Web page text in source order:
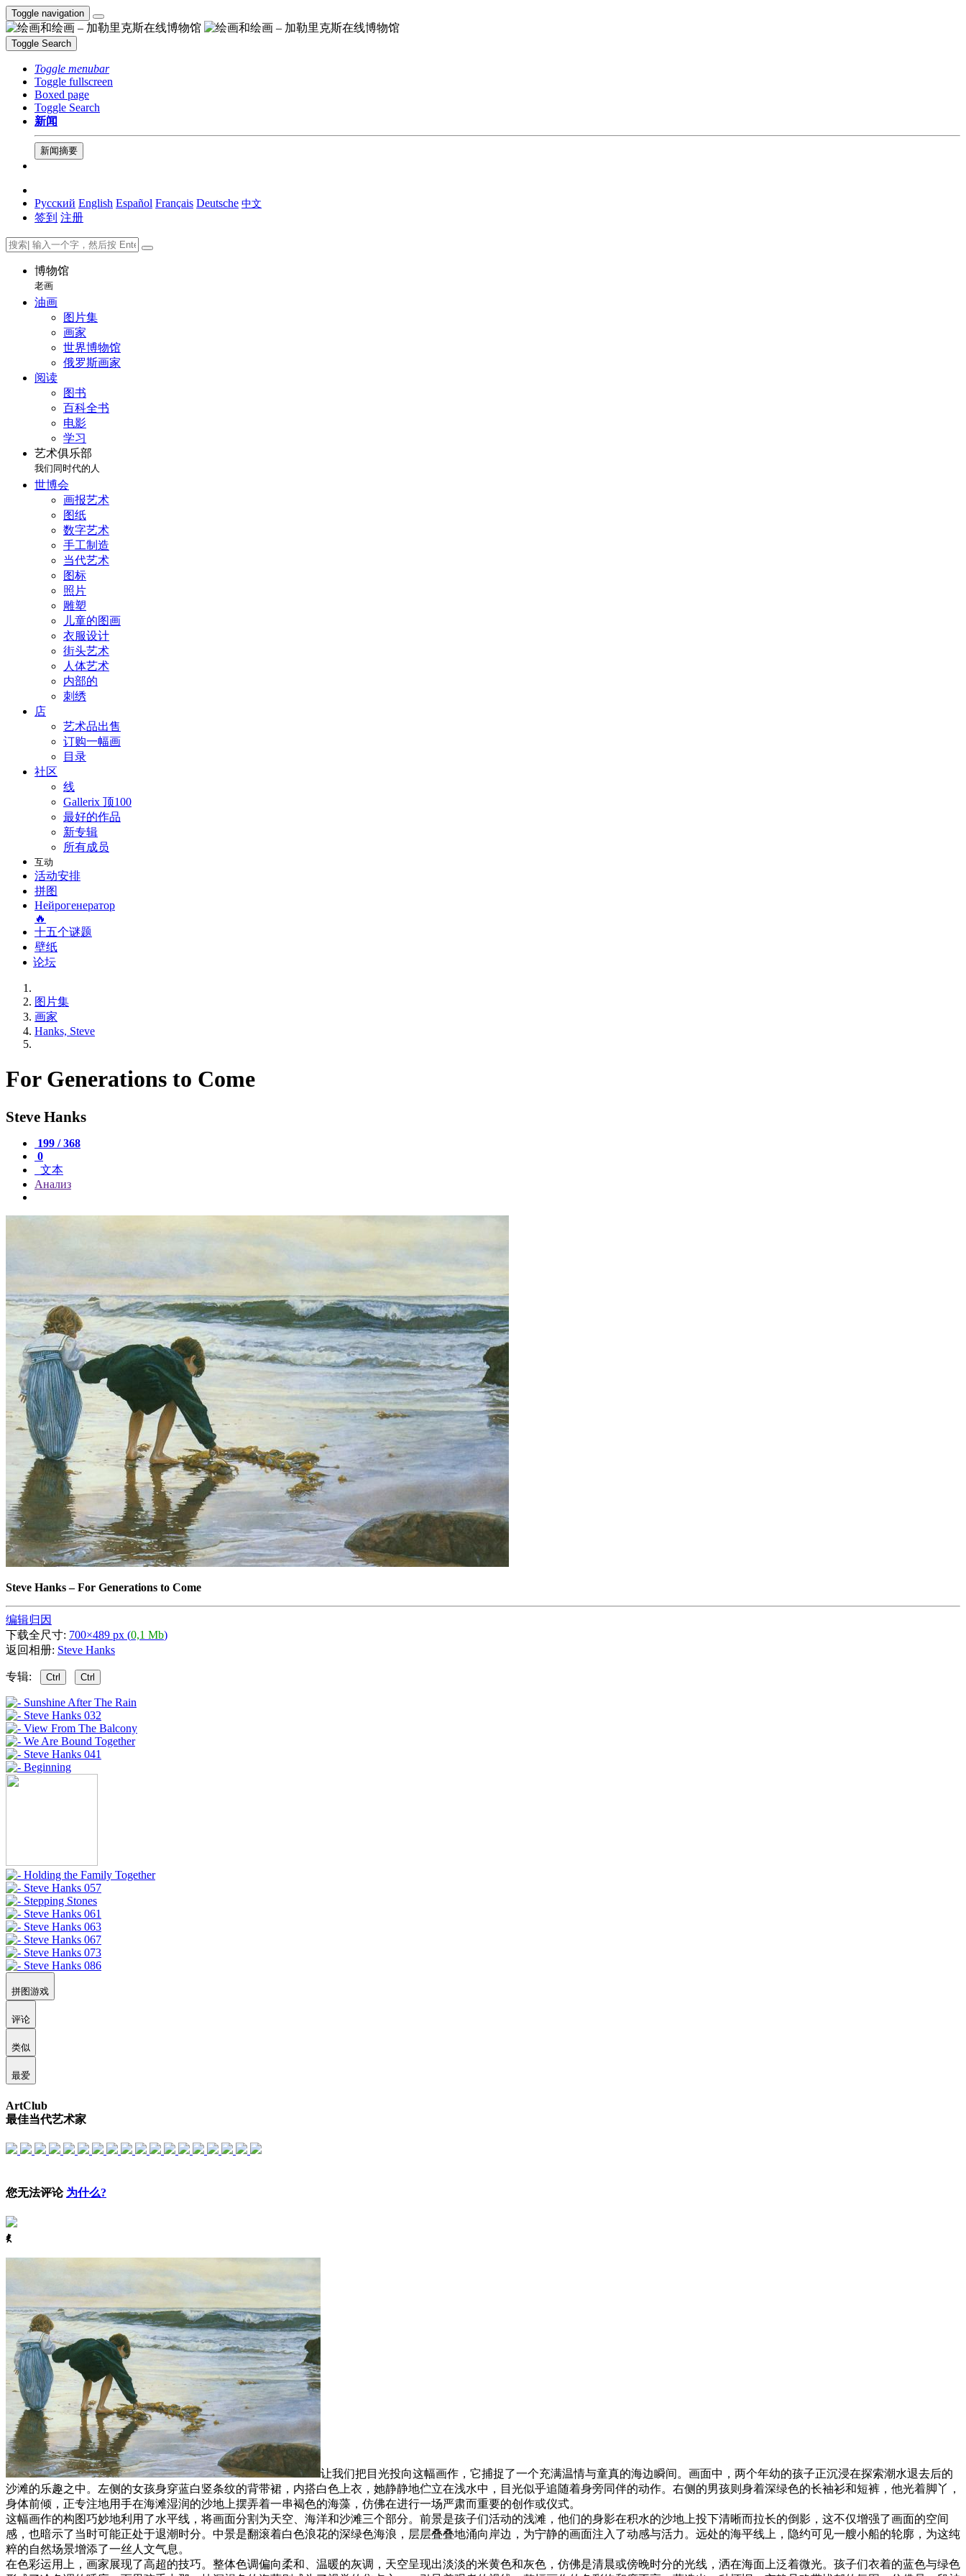
Toggle navigation
Toggle Search
Toggle menubar
Toggle fullscreen
Boxed page
Toggle Search
新闻
新闻摘要
Русский English Español Français Deutsche 中文
签到 注册
博物馆
老画
油画
图片集
画家
世界博物馆
俄罗斯画家
阅读
图书
百科全书
电影
学习
艺术俱乐部
我们同时代的人
世博会
画报艺术
图纸
数字艺术
手工制造
当代艺术
图标
照片
雕塑
儿童的图画
衣服设计
街头艺术
人体艺术
内部的
刺绣
店
艺术品出售
订购一幅画
目录
社区
线
Gallerix 顶100
最好的作品
新专辑
所有成员
互动
活动安排
拼图
Нейрогенератор
🔥
十五个谜题
壁纸
论坛
图片集
画家
Hanks, Steve
For Generations to Come
Steve Hanks
199 / 368
0
文本
Анализ
Steve Hanks–For Generations to Come
编辑归因
下载全尺寸: 700×489 px (0,1 Mb)
返回相册: Steve Hanks
专辑: Ctrl Ctrl
拼图游戏
评论
类似
最爱
ArtClub
最佳当代艺术家
您无法评论 为什么?
ꈅ
让我们把目光投向这幅画作，它捕捉了一个充满温情与童真的海边瞬间。画面中，两个年幼的孩子正沉浸在探索潮水退去后的
沙滩的乐趣之中。左侧的女孩身穿蓝白竖条纹的背带裙，内搭白色上衣，她静静地伫立在浅水中，目光似乎追随着身旁同伴的动作。右侧的男孩则身着深绿色的长袖衫和短裤，他光着脚丫，
身体前倾，正专注地用手在海滩湿润的沙地上摆弄着一串褐色的海藻，仿佛在进行一场严肃而重要的创作或仪式。
这幅画作的构图巧妙地利用了水平线，将画面分割为天空、海洋和沙滩三个部分。前景是孩子们活动的浅滩，他们的身影在积水的沙地上投下清晰而拉长的倒影，这不仅增强了画面的空间
感，也暗示了当时可能正处于退潮时分。中景是翻滚着白色浪花的深绿色海浪，层层叠叠地涌向岸边，为宁静的画面注入了动感与活力。远处的海平线上，隐约可见一艘小船的轮廓，为这纯
粹的自然场景增添了一丝人文气息。
在色彩运用上，画家展现了高超的技巧。整体色调偏向柔和、温暖的灰调，天空呈现出淡淡的米黄色和灰色，仿佛是清晨或傍晚时分的光线，洒在海面上泛着微光。孩子们衣着的蓝色与绿色